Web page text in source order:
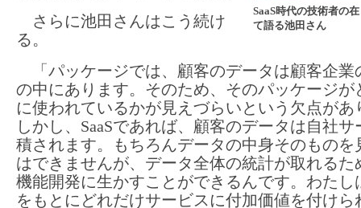
SaaS時代の技術者の
て語る池田さん
さらに池田さんはこう続け
る。
「パッケージでは、顧客のデータは顧客企業
の中にあります。そのため、そのパッケージが
に使われているかが見えづらいという欠点があ
しかし、SaaSであれば、顧客のデータは自社サ
積されます。もちろんデータの中身そのものを
はできませんが、データ全体の統計が取れるた
機能開発に生かすことができるんです。わたし
をもとにどれだけサービスに付加価値を付けら